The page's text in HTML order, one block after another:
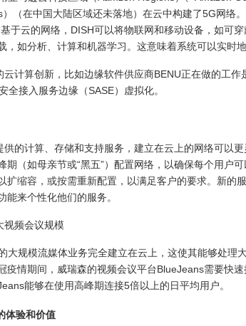
（在中国大陆区域还未落地）在云中构建了5G网络
于云的网络，DISH可以将物联网和移动设备，如可
，如分析、计算和机器学习。这意味着系统可以实时
算创新，比如边缘软件供应商BENU正在做的工作
全接入服务边缘（SASE）虚拟化。
计算、存储和支持服务，建立在云上的网络可以更
期（如母亲节或“黑五”）配置网络，以确保每个用户
扩缩容，或按需重新配置，以满足客户的要求。新的
来个性化他们的服务。
频会议规模
规模流媒体业务完全建立在云上，这使其能够处理
疫情期间，威瑞森的视频会议平台BlueJeans需要快
能够在使用高峰期连接5倍以上的日平均用户。
验和价值